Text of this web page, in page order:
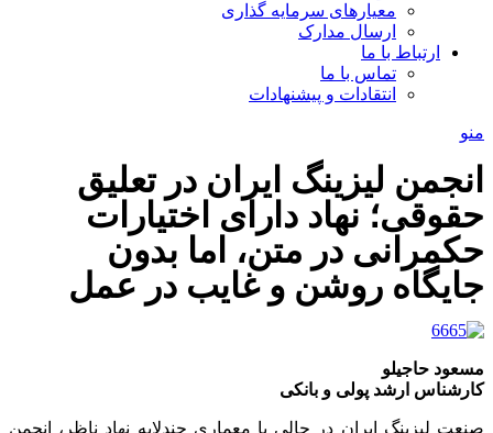
معیارهای سرمایه گذاری
ارسال مدارک
ارتباط با ما
تماس با ما
انتقادات و پیشنهادات
منو
انجمن لیزینگ ایران در تعلیق
حقوقی؛ نهاد دارای اختیارات
حکمرانی در متن، اما بدون
جایگاه روشن و غایب در عمل
مسعود حاجیلو
کارشناس ارشد پولی و بانکی
صنعت لیزینگ ایران در حالی با معماری چندلایه نهاد ناظر، انجمن